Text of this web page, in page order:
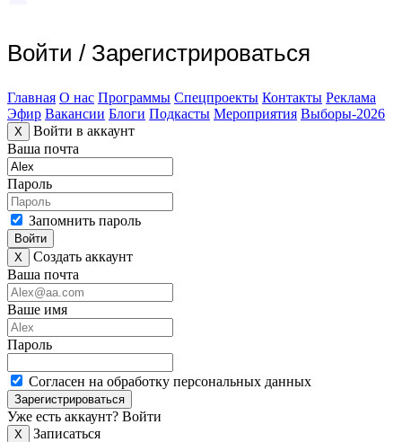
Войти / Зарегистрироваться
Главная О нас Программы Спецпроекты Контакты Реклама
Эфир Вакансии Блоги Подкасты Мероприятия Выборы-2026
X
Войти в аккаунт
Ваша почта
Пароль
Запомнить пароль
Войти
X
Создать аккаунт
Ваша почта
Ваше имя
Пароль
Согласен на обработку персональных данных
Зарегистрироваться
Уже есть аккаунт? Войти
X
Записаться